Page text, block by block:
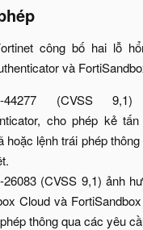
công bố hai lỗ
và
44277 (CVSS
cho phép kẻ
hoặc lệnh trái phép
26083 (CVSS 9,1) ảnh
Cloud và
thông qua các yêu